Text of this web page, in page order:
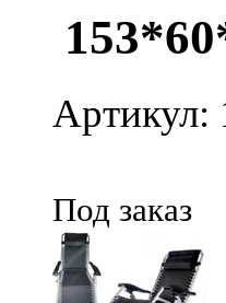
Артикул:
Под заказ